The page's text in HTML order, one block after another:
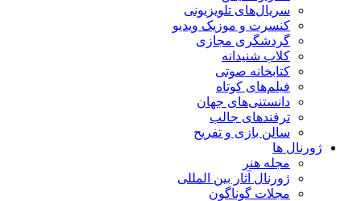
سریال‌های تلویزیونی
کنسرت و موزیک ویدیو
گردشگری مجازی
کلاب شنیدانه
کتابخانه صوتی
فیلم‌های کوتاه
دانستنی‌های جهان
ترفندهای جالب
سالن بازی و تفریح
ژورنال ها
مجله هنر
ژورنال آثار بین المللی
مجلات گوناگون